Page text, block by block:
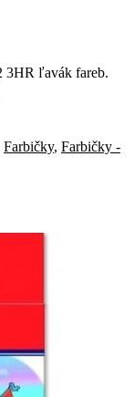
3HR ľavák fareb.
Farbičky, Farbičky -